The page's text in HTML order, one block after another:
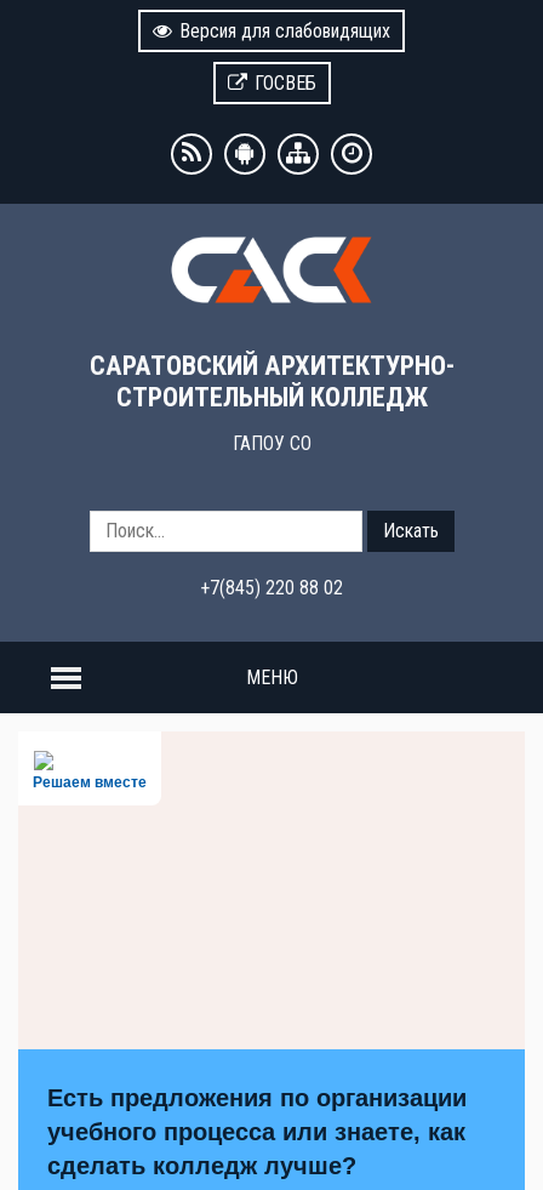
Версия для слабовидящих
ГОСВЕБ
САРАТОВСКИЙ АРХИТЕКТУРНО-
СТРОИТЕЛЬНЫЙ КОЛЛЕДЖ
ГАПОУ СО
Искать
+7(845) 220 88 02
МЕНЮ
Решаем вместе
Есть предложения по организации
учебного процесса или знаете, как
сделать колледж лучше?